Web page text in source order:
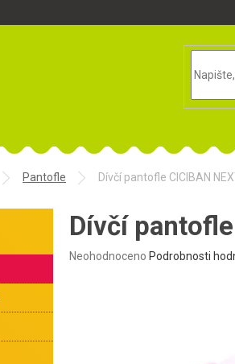
Pantofle Dívčí pantofle CICIBAN
Dívčí
Průměrné
Neohodnoceno Podrobnosti